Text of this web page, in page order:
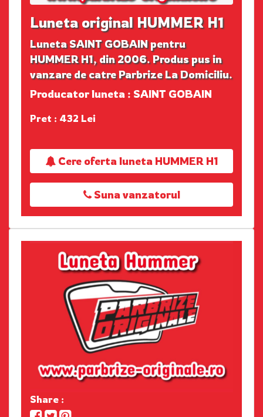
Luneta original HUMMER H1
Luneta SAINT GOBAIN pentru
HUMMER H1, din 2006. Produs pus in
vanzare de catre Parbrize La Domiciliu.
Producator luneta : SAINT GOBAIN
Pret : 432 Lei
Cere oferta luneta HUMMER H1
Suna vanzatorul
Share :